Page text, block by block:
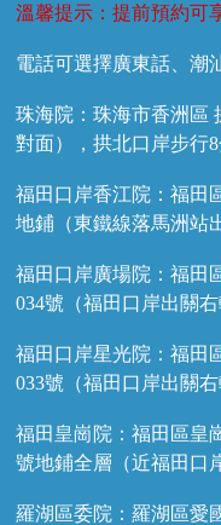
溫馨提示：提前預約可
電話可選擇廣東話、潮
珠海院：珠海市香洲區
對面），拱北口岸步行
福田口岸香江院：福田
地鋪（東鐵線落馬洲站
福田口岸廣場院：福田
034號（福田口岸出關
福田口岸星光院：福田
033號（福田口岸出關
福田皇崗院：福田區皇
號地鋪全層（近福田口
羅湖區委院：羅湖區愛